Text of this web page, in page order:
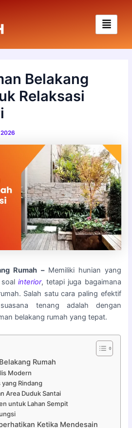
Belakang
Relaksasi
Rumah –Memiliki hunian yang
soalinterior, tetapi juga bagaimana
Salah satu cara paling efektif
tenang adalah dengan
belakang rumah yang tepat.
Rumah
Modern
yang Rindang
Area Duduk Santai
untuk Lahan Sempit
Ketika Mendesain